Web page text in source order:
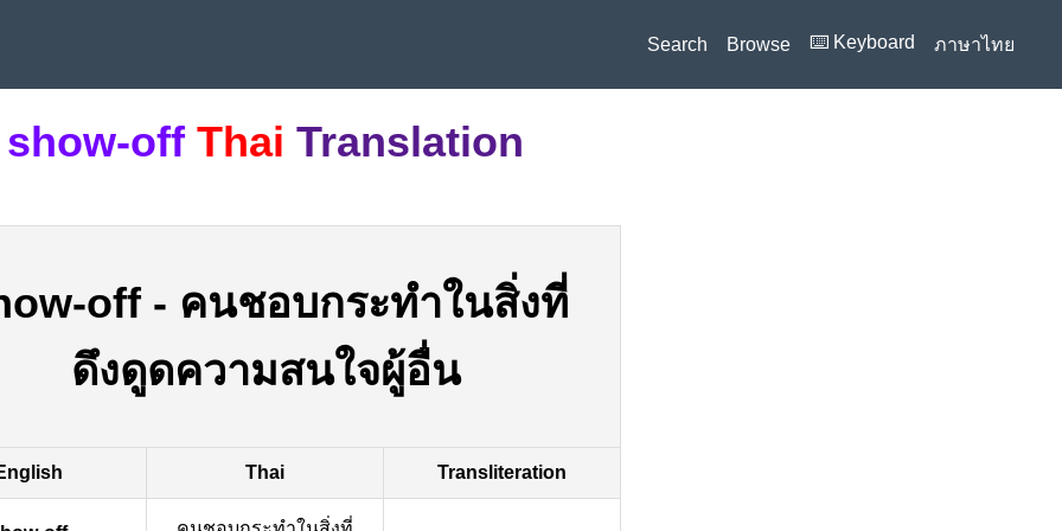
Search Browse ⌨️ Keyboard ภาษาไทย
show-off Thai Translation
off- คนชอบกระทำในสิ่งที่
ดึงดูดความสนใจผู้อื่น
Thai Transliteration